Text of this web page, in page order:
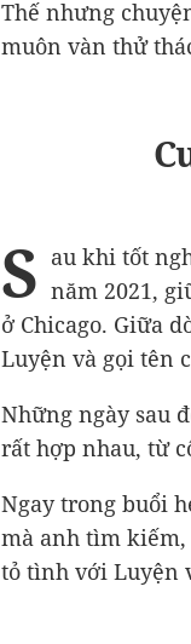
Thế nhưng
muôn vàn thử
S au khi tốt
năm 2021,
ở Chicago. Giữa
Luyện và gọi tên
Những ngày sau
rất hợp nhau, từ
Ngay trong buổi
mà anh tìm
tỏ tình với Luyện